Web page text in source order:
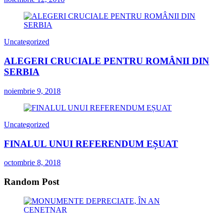
Uncategorized
ALEGERI CRUCIALE PENTRU ROMÂNII DIN
SERBIA
noiembrie 9, 2018
Uncategorized
FINALUL UNUI REFERENDUM EȘUAT
octombrie 8, 2018
Random Post